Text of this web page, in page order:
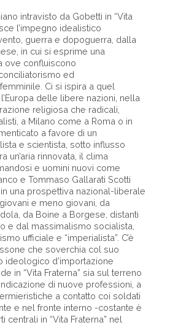
intravisto da Gobetti in “Vita
l’impegno idealistico
guerra e dopoguerra, dalla
in cui si esprime una
ove confluiscono
ed
Ci si ispira a quel
delle libere nazioni, nella
religiosa che radicali,
a Milano come a Roma o in
a favore di un
e scientista, sotto influsso
un’aria rinnovata, il clima
e uomini nuovi come
e Tommaso Gallarati Scotti
una prospettiva nazional-liberale
e meno giovani, da
da Boine a Borgese, distanti
e dal massimalismo socialista,
ufficiale e “imperialista”. C’è
che soverchia col suo
ideologico d’importazione
in “Vita Fraterna” sia sul terreno
di nuove professioni, a
a contatto coi soldati
e nel fronte interno -costante è
centrali in “Vita Fraterna” nel